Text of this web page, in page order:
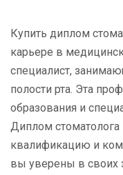
Купить диплом
карьере в
специалист,
полости рта. Эта
образования и
Диплом
квалификацию и
вы уверены в своих